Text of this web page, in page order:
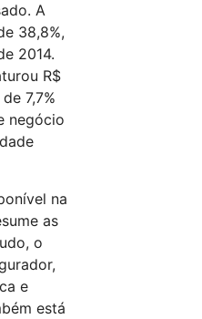
A
38,8%,
2014.
R$
7,7%
negócio
na
as
o
e
está